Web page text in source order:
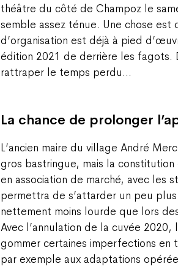
théâtre du côté de Champoz le
semble assez ténue. Une chose est
d’organisation est déjà à pied
édition 2021 de derrière les fagots.
rattraper le temps perdu…
La chance de prolonger
L’ancien maire du village André
gros bastringue, mais la
en association de marché, avec les
permettra de s’attarder un peu
nettement moins lourde que lors
Avec l’annulation de la cuvée
gommer certaines imperfections
par exemple aux adaptations